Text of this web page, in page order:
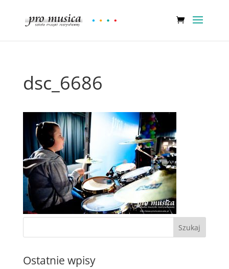
dsc_6686
Ostatnie wpisy